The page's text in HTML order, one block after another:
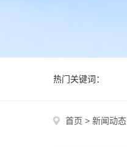
热门关键词：
首页 > 新闻动态